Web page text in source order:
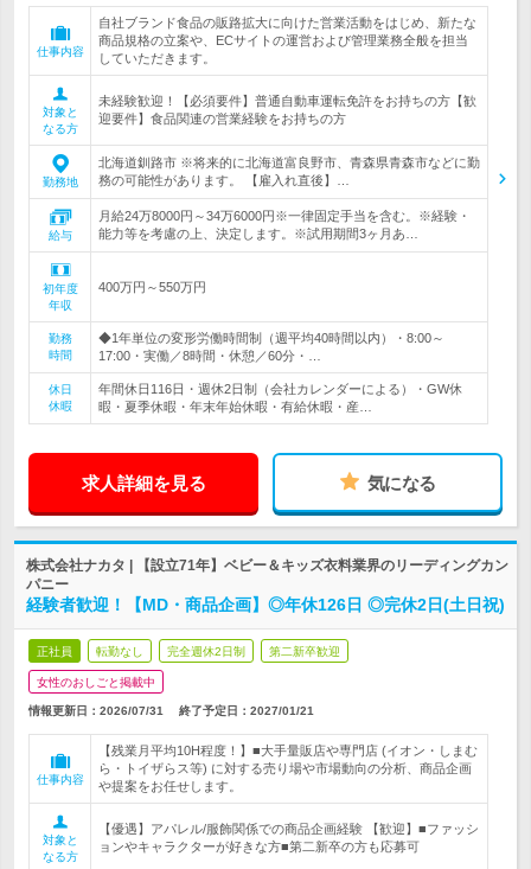
仕事内容
自社ブランド食品の販路拡大に向けた営業活動をはじめ、新たな
商品規格の立案や、ECサイトの運営および管理業務全般を担当
していただきます。
対象と
なる方
未経験歓迎！【必須要件】普通自動車運転免許をお持ちの方【歓
迎要件】食品関連の営業経験をお持ちの方
勤務地
北海道釧路市 ※将来的に北海道富良野市、青森県青森市などに勤
務の可能性があります。 【雇入れ直後】…
給与
月給24万8000円～34万6000円※一律固定手当を含む。※経験・
能力等を考慮の上、決定します。※試用期間3ヶ月あ…
初年度
年収
400万円～550万円
勤務
時間
◆1年単位の変形労働時間制（週平均40時間以内）・8:00～
17:00・実働／8時間・休憩／60分・…
休日
休暇
年間休日116日・週休2日制（会社カレンダーによる）・GW休
暇・夏季休暇・年末年始休暇・有給休暇・産…
求人詳細を見る 気になる
株式会社ナカタ | 【設立71年】ベビー＆キッズ衣料業界のリーディングカン
パニー
経験者歓迎！【MD・商品企画】◎年休126日 ◎完休2日(土日祝)
正社員 転勤なし 完全週休2日制 第二新卒歓迎
女性のおしごと掲載中
情報更新日：2026/07/31 終了予定日： 2027/01/21
仕事内容
【残業月平均10H程度！】■大手量販店や専門店 (イオン・しまむ
ら・トイザらス等) に対する売り場や市場動向の分析、商品企画
や提案をお任せします。
対象と
なる方
【優遇】アパレル/服飾関係での商品企画経験 【歓迎】■ファッシ
ョンやキャラクターが好きな方■第二新卒の方も応募可